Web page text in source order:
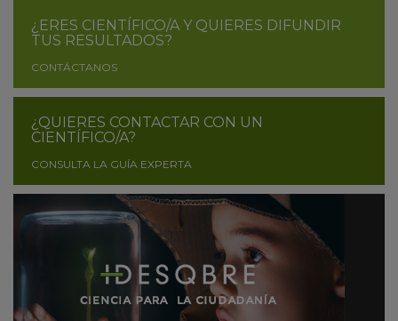
¿ERES CIENTÍFICO/A Y QUIERES DIFUNDIR
TUS RESULTADOS?
CONTÁCTANOS
¿QUIERES CONTACTAR CON UN
CIENTÍFICO/A?
CONSULTA LA GUÍA EXPERTA